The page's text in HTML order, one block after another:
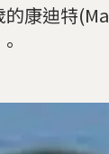
的康迪特